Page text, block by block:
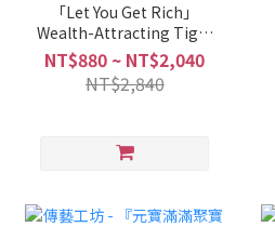
「Let You Get Rich」
Wealth-Attracting Tiger
Lord Figurine, Chibi
Tiger Deity Auspicious
Beast Blue Sandstone
NT$880 ~ NT$2,040
NT$2,840